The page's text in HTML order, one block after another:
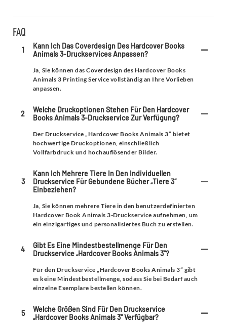
FAQ
1
Kann Ich Das Coverdesign Des Hardcover Books
Animals 3-Druckservices Anpassen?
Ja, Sie können das Coverdesign des Hardcover Books
Animals 3 Printing Service vollständig an Ihre Vorlieben
anpassen.
2
Welche Druckoptionen Stehen Für Den Hardcover
Books Animals 3-Druckservice Zur Verfügung?
Der Druckservice „Hardcover Books Animals 3“ bietet
hochwertige Druckoptionen, einschließlich
Vollfarbdruck und hochauflösender Bilder.
3
Kann Ich Mehrere Tiere In Den Individuellen
Druckservice Für Gebundene Bücher „Tiere 3“
Einbeziehen?
Ja, Sie können mehrere Tiere in den benutzerdefinierten
Hardcover Book Animals 3-Druckservice aufnehmen, um
ein einzigartiges und personalisiertes Buch zu erstellen.
4
Gibt Es Eine Mindestbestellmenge Für Den
Druckservice „Hardcover Books Animals 3“?
Für den Druckservice „Hardcover Books Animals 3“ gibt
es keine Mindestbestellmenge, sodass Sie bei Bedarf auch
einzelne Exemplare bestellen können.
5
Welche Größen Sind Für Den Druckservice
„Hardcover Books Animals 3“ Verfügbar?